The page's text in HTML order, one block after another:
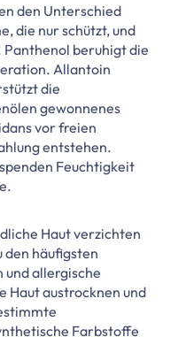
den Unterschied
die nur schützt, und
beruhigt die
Allantoin
die
gewonnenes
vor freien
entstehen.
Feuchtigkeit
Haut verzichten
häufigsten
und allergische
Haut austrocknen und
Farbstoffe